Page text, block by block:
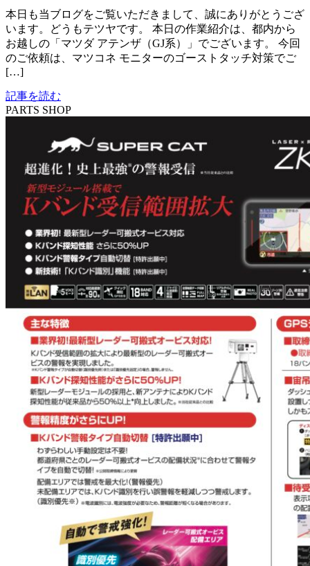
本日も当ブログをご覧いただきまして、誠にありがとうござ
います。どうもテツヤです。 本日の作業紹介は、都内から
お越しの「マツダ アテンザ（GJ系）」でございます。 今回
のご依頼は、マツコネ モニターのゴーストタッチ対策でご
[…]
記事を読む
PARTS SHOP